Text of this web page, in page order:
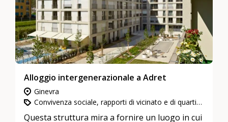
Alloggio intergenerazionale a Adret
Ginevra
Convivenza sociale, rapporti di vicinato e di quartiere, Impegno in attività di utilità pubblica, Abitazioni intergenerazionali
Questa struttura mira a fornire un luogo in cui